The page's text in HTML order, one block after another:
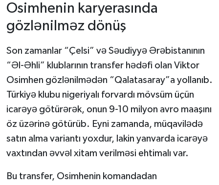
Osimhenin karyerasında
gözlənilməz dönüş
Son zamanlar “Çelsi” və Səudiyyə Ərəbistanının
“Əl-Əhli” klublarının transfer hədəfi olan Viktor
Osimhen gözlənilmədən “Qalatasaray”a yollanıb.
Türkiyə klubu nigeriyalı forvardı mövsüm üçün
icarəyə götürərək, onun 9-10 milyon avro maaşını
öz üzərinə götürüb. Eyni zamanda, müqavilədə
satın alma variantı yoxdur, lakin yanvarda icarəyə
vaxtından əvvəl xitam verilməsi ehtimalı var.
Bu transfer, Osimhenin komandadan